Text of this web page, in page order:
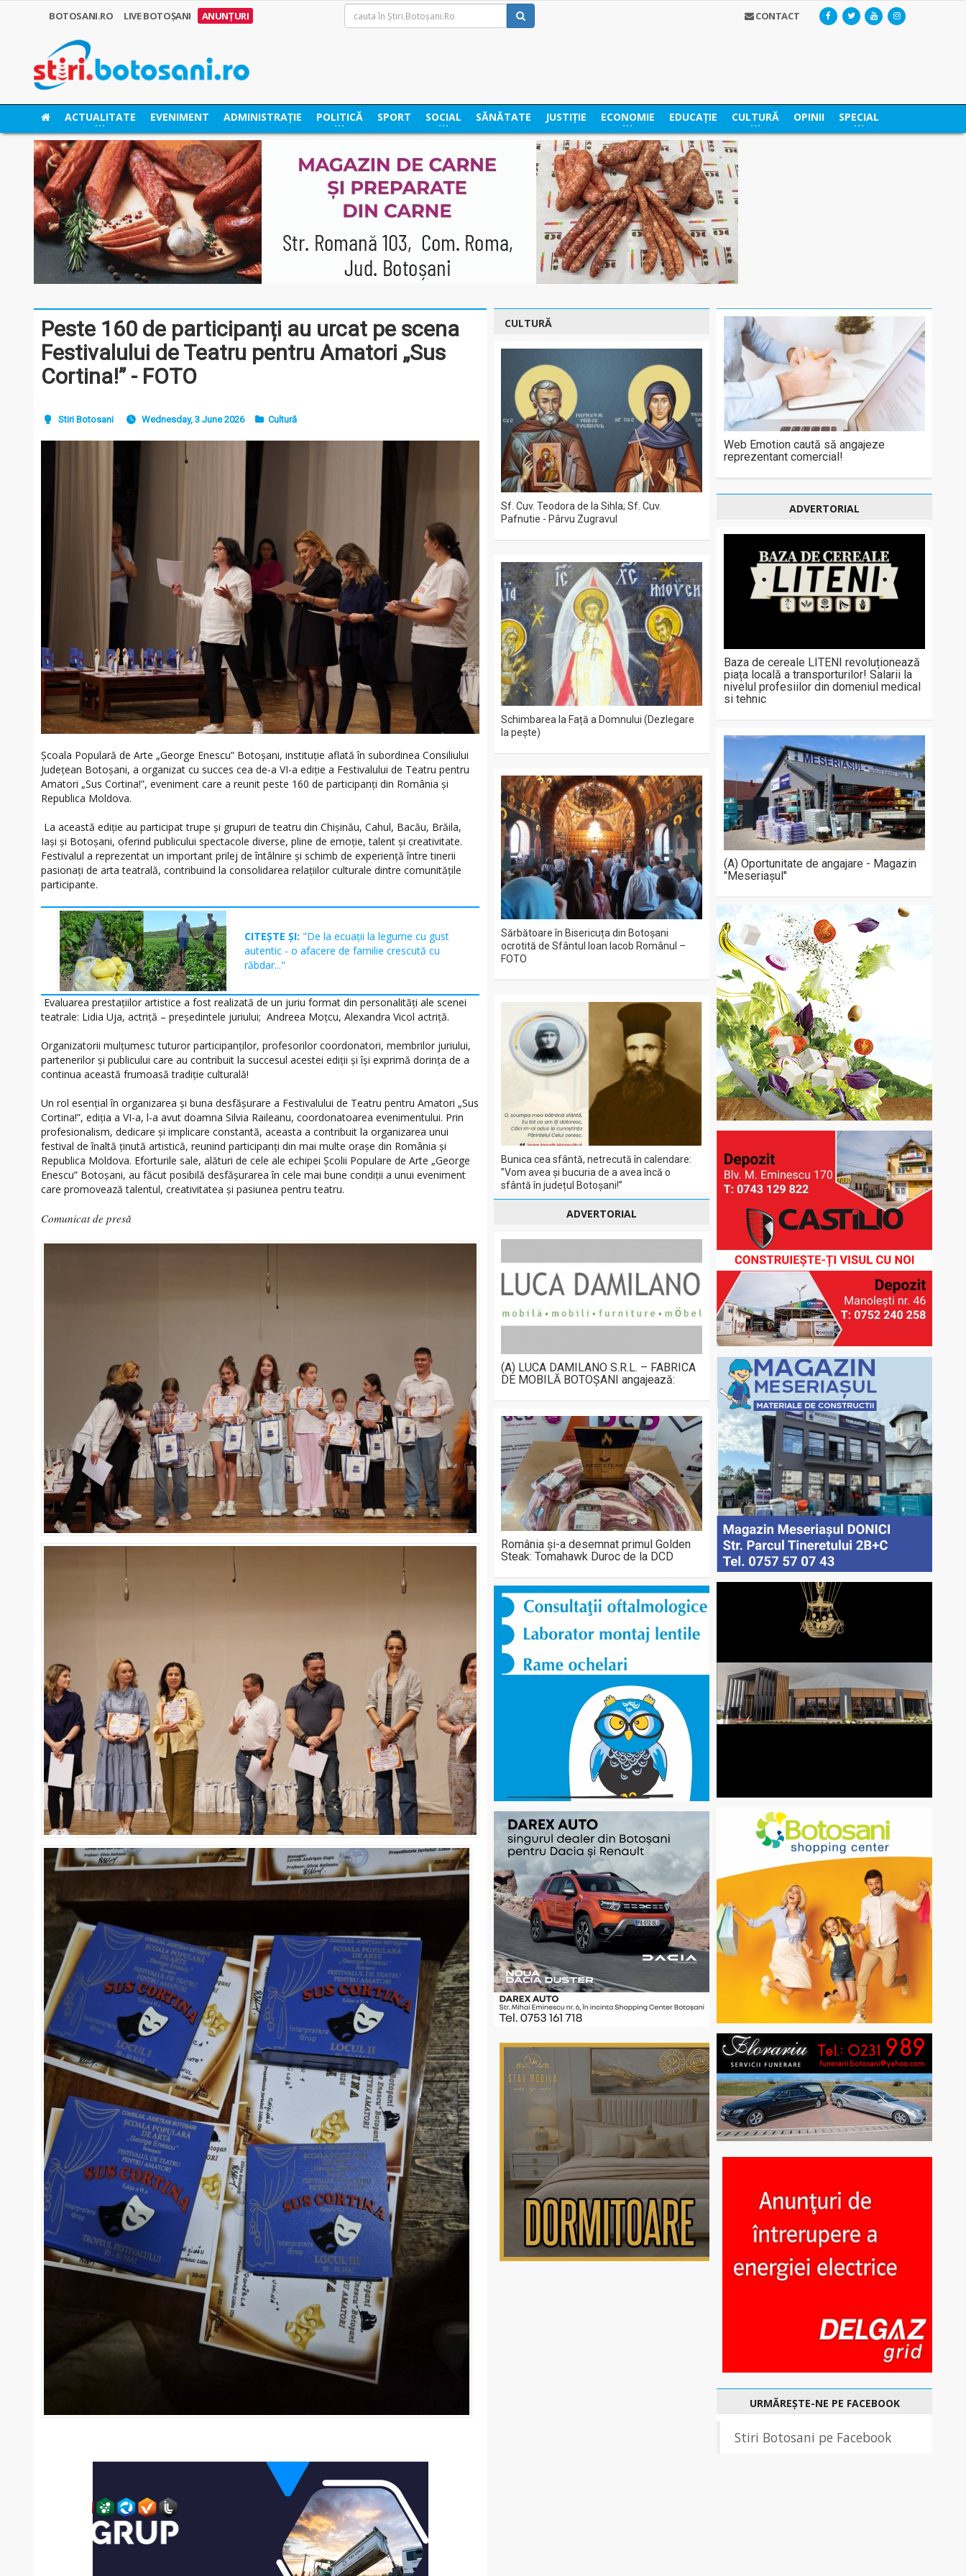
BOTOSANI.RO LIVE BOTOȘANI ANUNȚURI CONTACT
ACTUALITATE EVENIMENT ADMINISTRAȚIE POLITICĂ SPORT SOCIAL SĂNĂTATE JUSTIȚIE ECONOMIE EDUCAȚIE CULTURĂ OPINII SPECIAL
Peste 160 de participanți au urcat pe scena
Festivalului de Teatru pentru Amatori „Sus
Cortina!” - FOTO
Stiri Botosani Wednesday, 3 June 2026 Cultură
Școala Populară de Arte „George Enescu” Botoșani, instituție aflată în subordinea Consiliului
Județean Botoșani, a organizat cu succes cea de-a VI-a ediție a Festivalului de Teatru pentru
Amatori „Sus Cortina!”, eveniment care a reunit peste 160 de participanți din România și
Republica Moldova.
La această ediție au participat trupe și grupuri de teatru din Chișinău, Cahul, Bacău, Brăila,
Iași și Botoșani, oferind publicului spectacole diverse, pline de emoție, talent și creativitate.
Festivalul a reprezentat un important prilej de întâlnire și schimb de experiență între tinerii
pasionați de arta teatrală, contribuind la consolidarea relațiilor culturale dintre comunitățile
participante.
CITEȘTE ȘI: "De la ecuații la legume cu gust
autentic - o afacere de familie crescută cu
răbdar..."
Evaluarea prestațiilor artistice a fost realizată de un juriu format din personalități ale scenei
teatrale: Lidia Uja, actriță – președintele juriului; Andreea Moțcu, Alexandra Vicol actriță.
Organizatorii mulțumesc tuturor participanților, profesorilor coordonatori, membrilor juriului,
partenerilor și publicului care au contribuit la succesul acestei ediții și își exprimă dorința de a
continua această frumoasă tradiție culturală!
Un rol esențial în organizarea și buna desfășurare a Festivalului de Teatru pentru Amatori „Sus
Cortina!”, ediția a VI-a, l-a avut doamna Silvia Raileanu, coordonatoarea evenimentului. Prin
profesionalism, dedicare și implicare constantă, aceasta a contribuit la organizarea unui
festival de înaltă ținută artistică, reunind participanți din mai multe orașe din România și
Republica Moldova. Eforturile sale, alături de cele ale echipei Școlii Populare de Arte „George
Enescu” Botoșani, au făcut posibilă desfășurarea în cele mai bune condiții a unui eveniment
care promovează talentul, creativitatea și pasiunea pentru teatru.
Comunicat de presă
CULTURĂ
Sf. Cuv. Teodora de la Sihla; Sf. Cuv.
Pafnutie - Pârvu Zugravul
Schimbarea la Față a Domnului (Dezlegare
la peşte)
Sărbătoare în Bisericuța din Botoșani
ocrotită de Sfântul Ioan Iacob Românul –
FOTO
Bunica cea sfântă, netrecută în calendare:
”Vom avea și bucuria de a avea încă o
sfântă în județul Botoșani!”
ADVERTORIAL
(A) LUCA DAMILANO S.R.L. – FABRICA
DE MOBILĂ BOTOȘANI angajează:
România și-a desemnat primul Golden
Steak: Tomahawk Duroc de la DCD
Web Emotion caută să angajeze
reprezentant comercial!
ADVERTORIAL
Baza de cereale LITENI revoluționează
piața locală a transporturilor! Salarii la
nivelul profesiilor din domeniul medical
si tehnic
(A) Oportunitate de angajare - Magazin
"Meseriașul"
URMĂREȘTE-NE PE FACEBOOK
Stiri Botosani pe Facebook